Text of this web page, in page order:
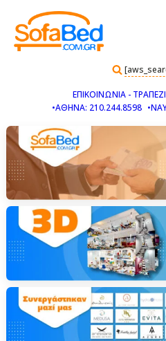
ΕΠΙΚΟΙΝΩΝΙΑ -
•ΑΘΗΝΑ: 210.244.8598